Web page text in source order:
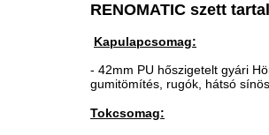
RENOMATIC szett
Kapulapcsomag:
- 42mm PU hőszigetelt gyári
gumitömítés, rugók, hátsó
Tokcsomag: